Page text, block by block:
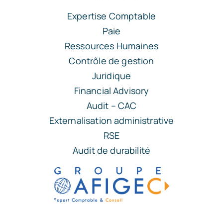
Expertise Comptable
Paie
Ressources Humaines
Contrôle de gestion
Juridique
Financial Advisory
Audit – CAC
Externalisation administrative
RSE
Audit de durabilité